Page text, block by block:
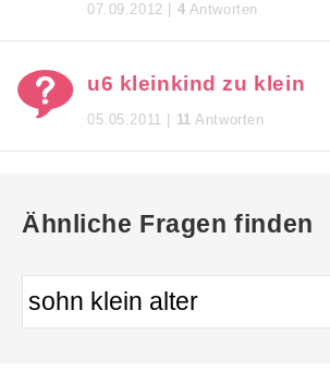
07.09.2012 | 4 Antworten
u6 kleinkind zu klein
05.05.2011 | 11 Antworten
Ähnliche Fragen finden